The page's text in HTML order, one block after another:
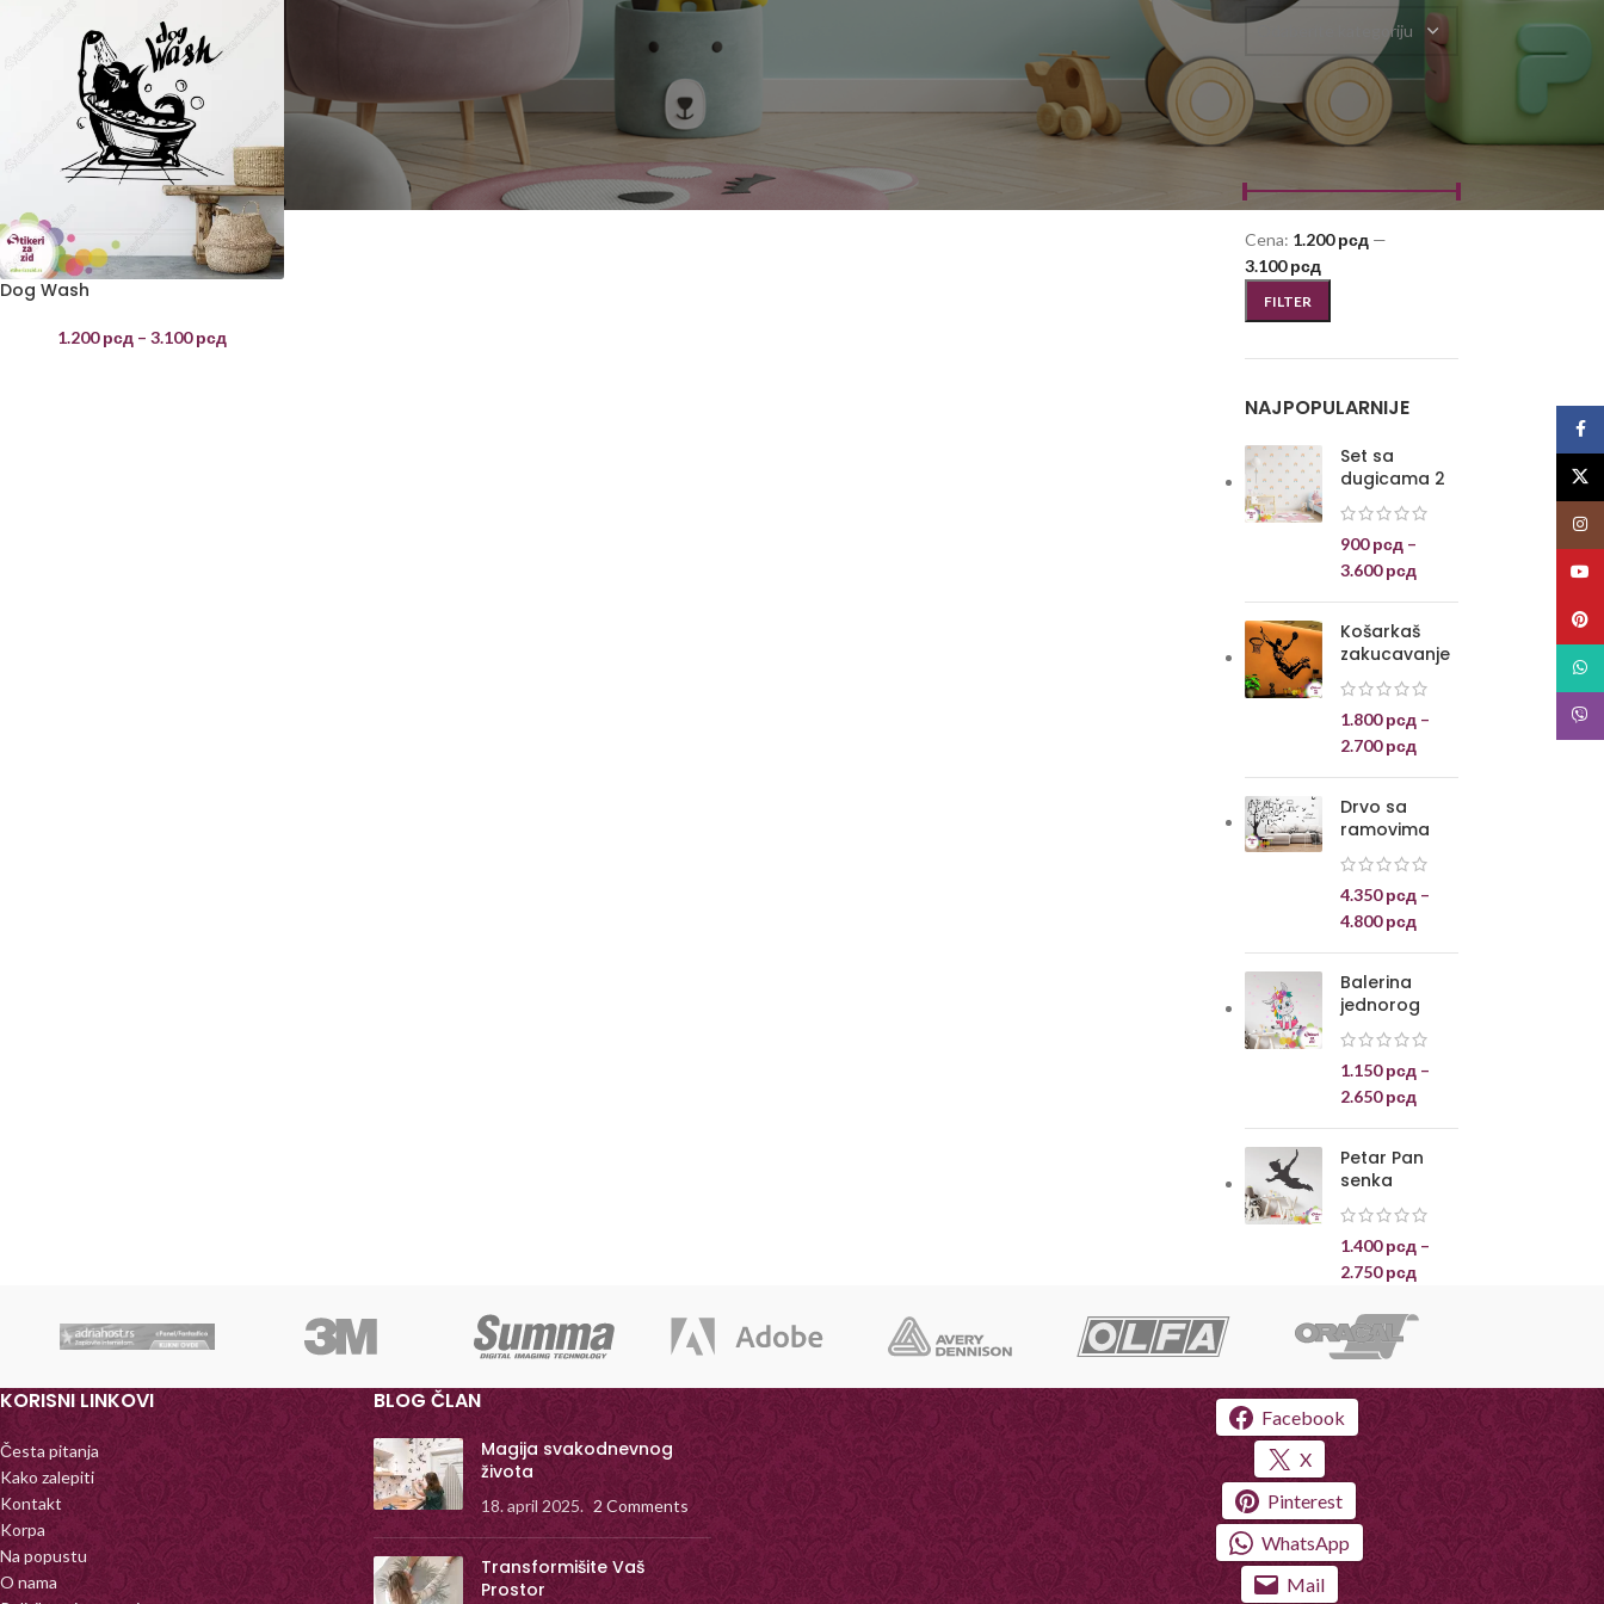
Dog Wash
1.200рсд – 3.100рсд
Odaberite kategoriju
FILTRIRAJ PO CENI
FILTER
Cena: 1.200 рсд —
3.100 рсд
NAJPOPULARNIJE
Set sa
dugicama 2
900рсд –
3.600рсд
Košarkaš
zakucavanje
1.800рсд –
2.700рсд
Drvo sa
ramovima
4.350рсд –
4.800рсд
Balerina
jednorog
1.150рсд –
2.650рсд
Petar Pan
senka
1.400рсд –
2.750рсд
KORISNI LINKOVI
Česta pitanja
Kako zalepiti
Kontakt
Korpa
Na popustu
O nama
BLOG ČLAN
Magija svakodnevnog
života
18. april 2025. 2 Comments
Transformišite Vaš
Prostor
Facebook
X
Pinterest
WhatsApp
Mail
Viber